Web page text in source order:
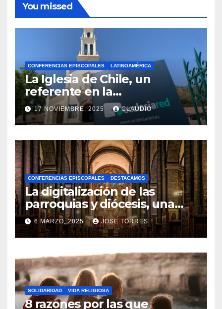
You missed
CONFERENCIAS EPISCOPALES LATINOAMÉRICA
La Iglesia de Chile, un
referente en la
transformación digital
gracias a Ecclesiared
17 NOVIEMBRE, 2025 CLAUDIO
N
O
H
A
Y
C
O
M
N
T
A
R
CONFERENCIAS EPISCOPALES DESTACAMOS
La digitalización de las
parroquias y diócesis, una
realidad ya para el futuro de
la Iglesia
6 MARZO, 2025 JOSE TORRES
N
O
H
A
Y
SOLIDARIDAD VIDA RELIGIOSA
8 razones por las que